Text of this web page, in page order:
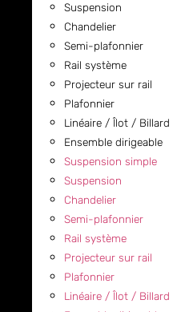
Suspension
Chandelier
Semi-plafonnier
Rail système
Projecteur sur rail
Plafonnier
Linéaire / Îlot / Billard
Ensemble dirigeable
Suspension simple
Suspension
Chandelier
Semi-plafonnier
Rail système
Projecteur sur rail
Plafonnier
Linéaire / Îlot / Billard